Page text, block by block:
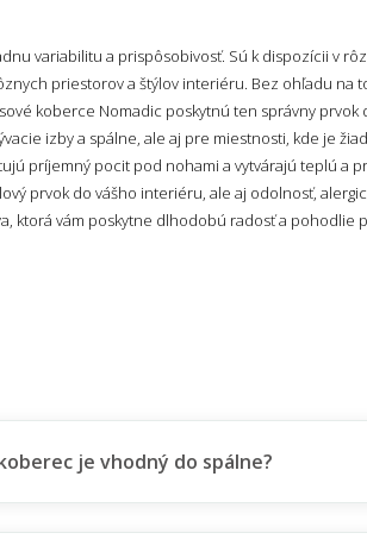
variabilitu a prispôsobivosť. Sú k dispozícii v
priestorov a štýlov interiéru. Bez ohľadu na
koberce Nomadic poskytnú ten správny prvok
izby a spálne, ale aj pre miestnosti, kde je
príjemný pocit pod nohami a vytvárajú teplú a
prvok do vášho interiéru, ale aj odolnosť,
ktorá vám poskytne dlhodobú radosť a pohodlie
je vhodný do spálne?